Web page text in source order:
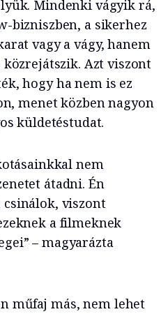
Mindenki vágyik rá,
bizniszben, a sikerhez
vagy a vágy, hanem
közrejátszik. Azt viszont
hogy ha nem is ez
menet közben nagyon
küldetéstudat.
nem
átadni. Én
viszont
a filmeknek
– magyarázta
műfaj más, nem lehet